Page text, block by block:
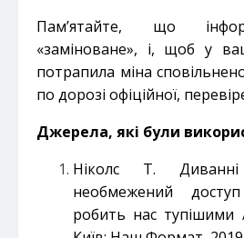
Пам’ятайте, що
«заміноване», і, щоб у
потрапила міна
по дорозі офіційної,
Джерела, які були
Ніколс Т.
необмежений
робить нас тупішими